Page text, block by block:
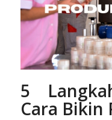
5
Cara Bikin